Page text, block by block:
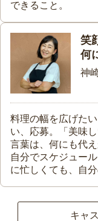
できること。
笑
何
神
料理の幅を広げた
い、応募。「美味
言葉は、何にも代
自分でスケジュー
に忙しくても、自
キャ